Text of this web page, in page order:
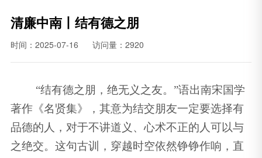
清廉中南丨结有德之朋
时间：2025-07-16 访问量：2920
“结有德之朋，绝无义之友。”语出南宋国学
著作《名贤集》，其意为结交朋友一定要选择有
品德的人，对于不讲道义、心术不正的人可以与
之绝交。这句古训，穿越时空依然铮铮作响，直